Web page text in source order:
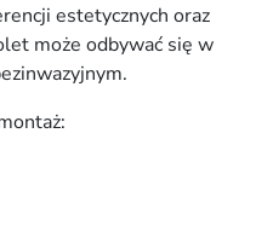
estetycznych oraz
może odbywać się w